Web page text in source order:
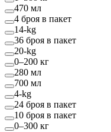
470 мл
4 броя в пакет
14-kg
36 броя в пакет
20-kg
0–200 кг
280 мл
700 мл
4-kg
24 броя в пакет
10 броя в пакет
0–300 кг